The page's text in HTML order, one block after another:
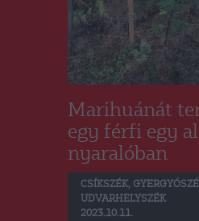
Marihuánát
egy férfi egy
nyaralóban
CSÍKSZÉK,
UDVARHELYSZÉK
2023.10.11.